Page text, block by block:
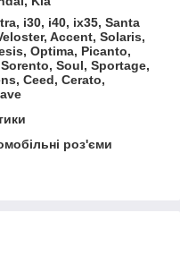
i30, i40, ix35, Santa
Accent, Solaris,
Optima, Picanto,
Soul, Sportage,
Ceed, Cerato,
роз'єми